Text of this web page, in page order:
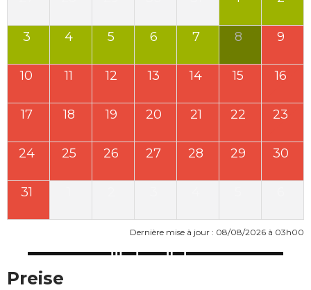
3 4 5 6 7 8 9
10 11 12 13 14 15 16
17 18 19 20 21 22 23
24 25 26 27 28 29 30
31
Dernière mise à jour : 08/08/2026 à 03h00
Preise